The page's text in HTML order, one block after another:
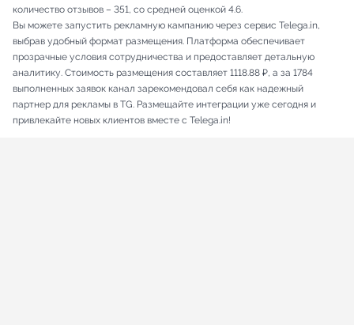
количество отзывов – 351, со средней оценкой 4.6.
Вы можете запустить рекламную кампанию через сервис Telega.in,
выбрав удобный формат размещения. Платформа обеспечивает
прозрачные условия сотрудничества и предоставляет детальную
аналитику. Стоимость размещения составляет 1118.88 ₽, а за 1784
выполненных заявок канал зарекомендовал себя как надежный
партнер для рекламы в TG. Размещайте интеграции уже сегодня и
привлекайте новых клиентов вместе с Telega.in!